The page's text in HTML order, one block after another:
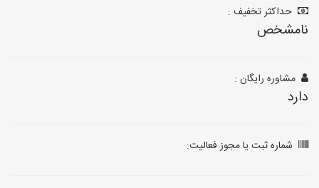
حداکثر تخفیف :
نامشخص
مشاوره رایگان :
دارد
شماره ثبت یا مجوز فعالیت: